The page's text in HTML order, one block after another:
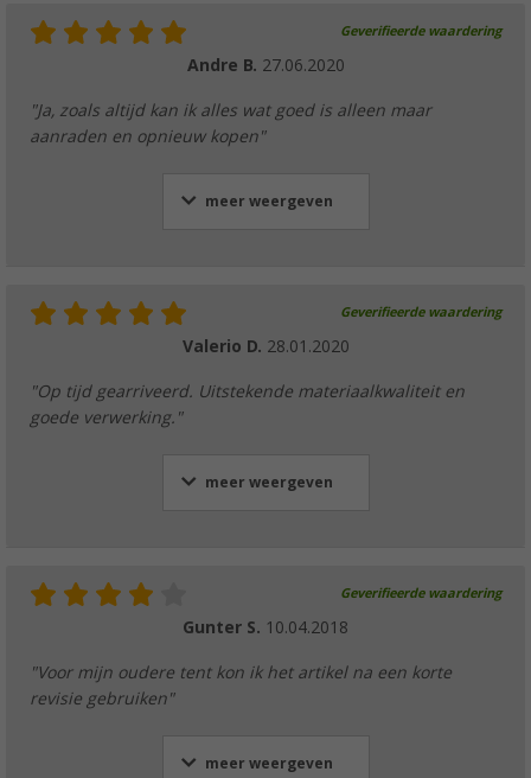
Geverifieerde waardering
Andre B. 27.06.2020
"Ja, zoals altijd kan ik alles wat goed is alleen maar
aanraden en opnieuw kopen"
meer weergeven
Geverifieerde waardering
Valerio D. 28.01.2020
"Op tijd gearriveerd. Uitstekende materiaalkwaliteit en
goede verwerking."
meer weergeven
Geverifieerde waardering
Gunter S. 10.04.2018
"Voor mijn oudere tent kon ik het artikel na een korte
revisie gebruiken"
meer weergeven